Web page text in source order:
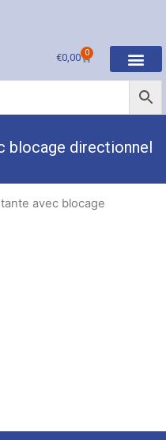
€0,00 0
blocage directionnel
avec blocage